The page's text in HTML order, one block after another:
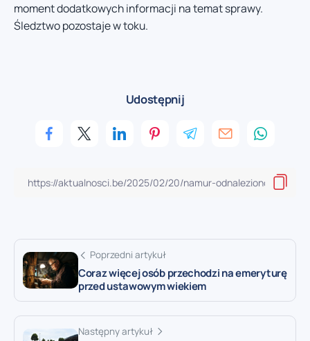
moment dodatkowych informacji na temat sprawy.
Śledztwo pozostaje w toku.
Udostępnij
Poprzedni artykuł
Coraz więcej osób przechodzi na emeryturę
przed ustawowym wiekiem
Następny artykuł